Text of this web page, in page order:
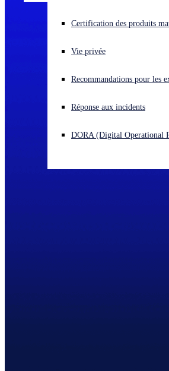
Vous subissez une cyberattaque ? Obtenez
Open language switcher
Certification des produits
Vie privée
Recommandations pour les
Réponse aux incidents
DORA (Digital Operational